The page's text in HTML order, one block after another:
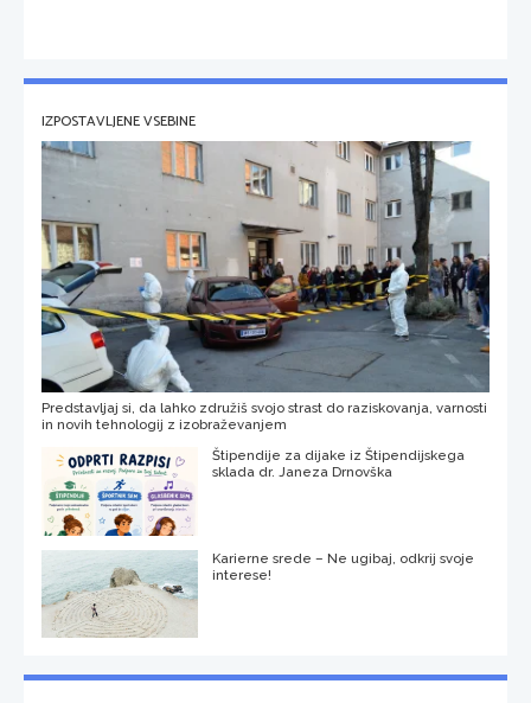
IZPOSTAVLJENE VSEBINE
Predstavljaj si, da lahko združiš svojo strast do raziskovanja, varnosti
in novih tehnologij z izobraževanjem
Štipendije za dijake iz Štipendijskega
sklada dr. Janeza Drnovška
Karierne srede – Ne ugibaj, odkrij svoje
interese!